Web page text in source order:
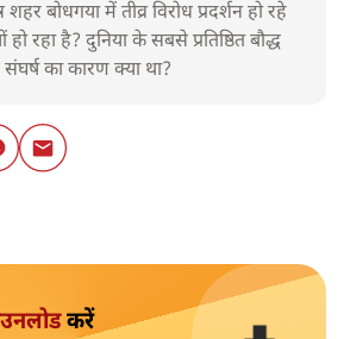
बोधगया में तीव्र विरोध प्रदर्शन हो रहे
रहा है? दुनिया के सबसे प्रतिष्ठित बौद्ध
का कारण क्या था?
करें